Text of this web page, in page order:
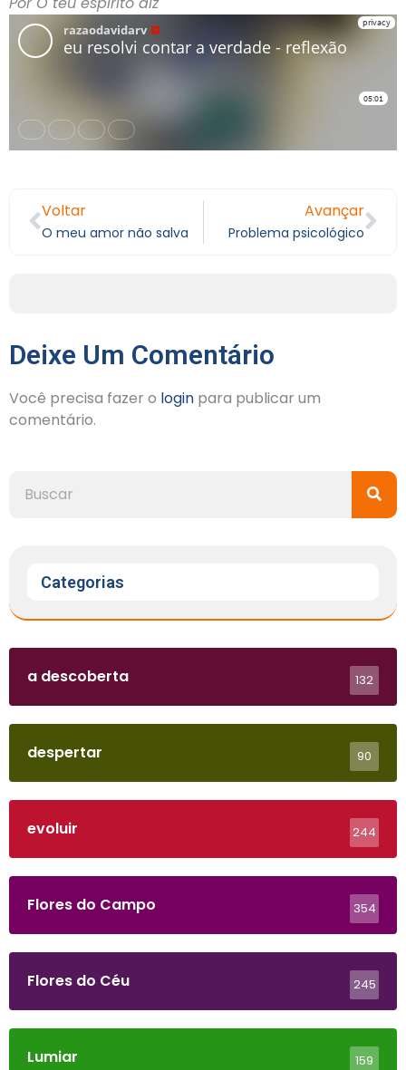
Voltar
O meu amor não salva
Avançar
Problema psicológico
Deixe Um Comentário
Você precisa fazer o login para publicar um
comentário.
Categorias
a descoberta 132
despertar 90
evoluir 244
Flores do Campo 354
Flores do Céu 245
Lumiar 159